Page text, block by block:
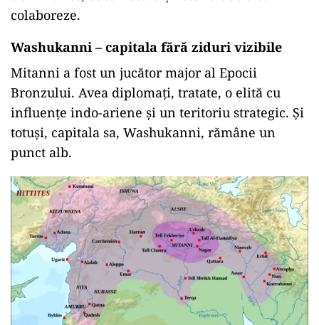
colaboreze.
Washukanni – capitala fără ziduri vizibile
Mitanni a fost un jucător major al Epocii
Bronzului. Avea diplomați, tratate, o elită cu
influențe indo-ariene și un teritoriu strategic. Și
totuși, capitala sa, Washukanni, rămâne un
punct alb.